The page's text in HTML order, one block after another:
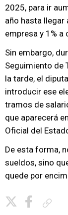
2025, para ir
año hasta llegar
empresa y 1%
Sin embargo,
Seguimiento de
la tarde, el
introducir ese
tramos de
que aparecerá
Oficial del
De esta forma,
sueldos, sino
quede por